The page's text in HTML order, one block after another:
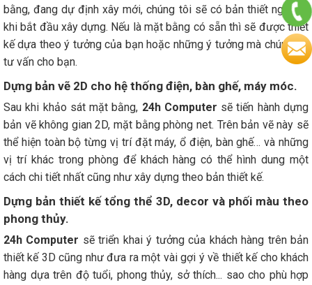
bằng, đang dự định xây mới, chúng tôi sẽ có bản thiết ngay từ
khi bắt đầu xây dựng. Nếu là mặt bằng có sẵn thì sẽ được thiết
kế dựa theo ý tưởng của bạn hoặc những ý tưởng mà chúng tôi
tư vấn cho bạn.
Dựng bản vẽ 2D cho hệ thống điện, bàn ghế, máy móc.
Sau khi khảo sát mặt bằng, 24h Computer sẽ tiến hành dựng
bản vẽ không gian 2D, mặt bằng phòng net. Trên bản vẽ này sẽ
thể hiện toàn bộ từng vị trí đặt máy, ổ điện, bàn ghế… và những
vị trí khác trong phòng để khách hàng có thể hình dung một
cách chi tiết nhất cũng như xây dựng theo bản thiết kế.
Dựng bản thiết kế tổng thể 3D, decor và phối màu theo
phong thủy.
24h Computer sẽ triển khai ý tưởng của khách hàng trên bản
thiết kế 3D cũng như đưa ra một vài gợi ý về thiết kế cho khách
hàng dựa trên độ tuổi, phong thủy, sở thích... sao cho phù hợp